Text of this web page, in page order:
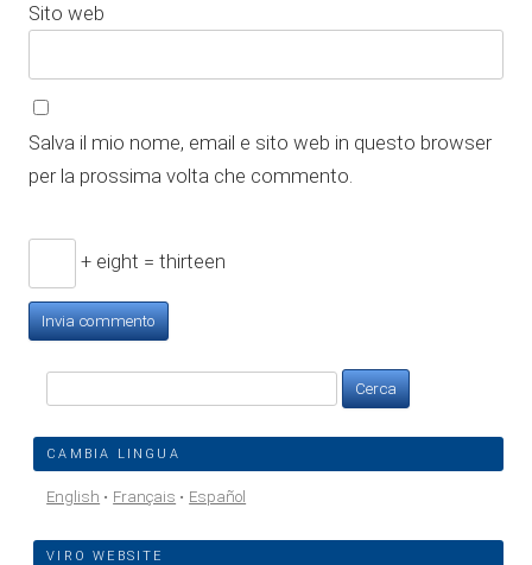
Sito web
Salva il mio nome, email e sito web in questo browser
per la prossima volta che commento.
+ eight = thirteen
per:
CAMBIA LINGUA
English Français Español
VIRO WEBSITE